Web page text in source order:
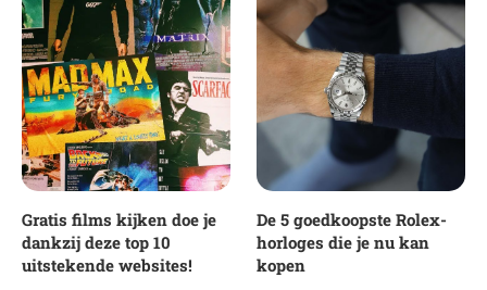
Gratis films kijken doe je
dankzij deze top 10
uitstekende websites!
De 5 goedkoopste Rolex-
horloges die je nu kan
kopen